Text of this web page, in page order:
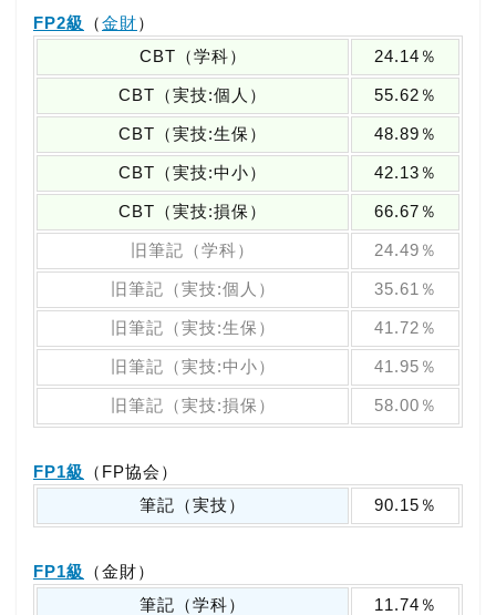
FP2級 （金財）
CBT（学科）
24.14％
CBT（実技:個人） 55.62％
CBT（実技:生保） 48.89％
CBT（実技:中小） 42.13％
CBT（実技:損保） 66.67％
旧筆記（学科） 24.49％
旧筆記（実技:個人） 35.61％
旧筆記（実技:生保） 41.72％
旧筆記（実技:中小） 41.95％
旧筆記（実技:損保） 58.00％
FP1級
（FP協会）
筆記（実技）
90.15％
FP1級
（金財）
筆記（学科）
11.74％